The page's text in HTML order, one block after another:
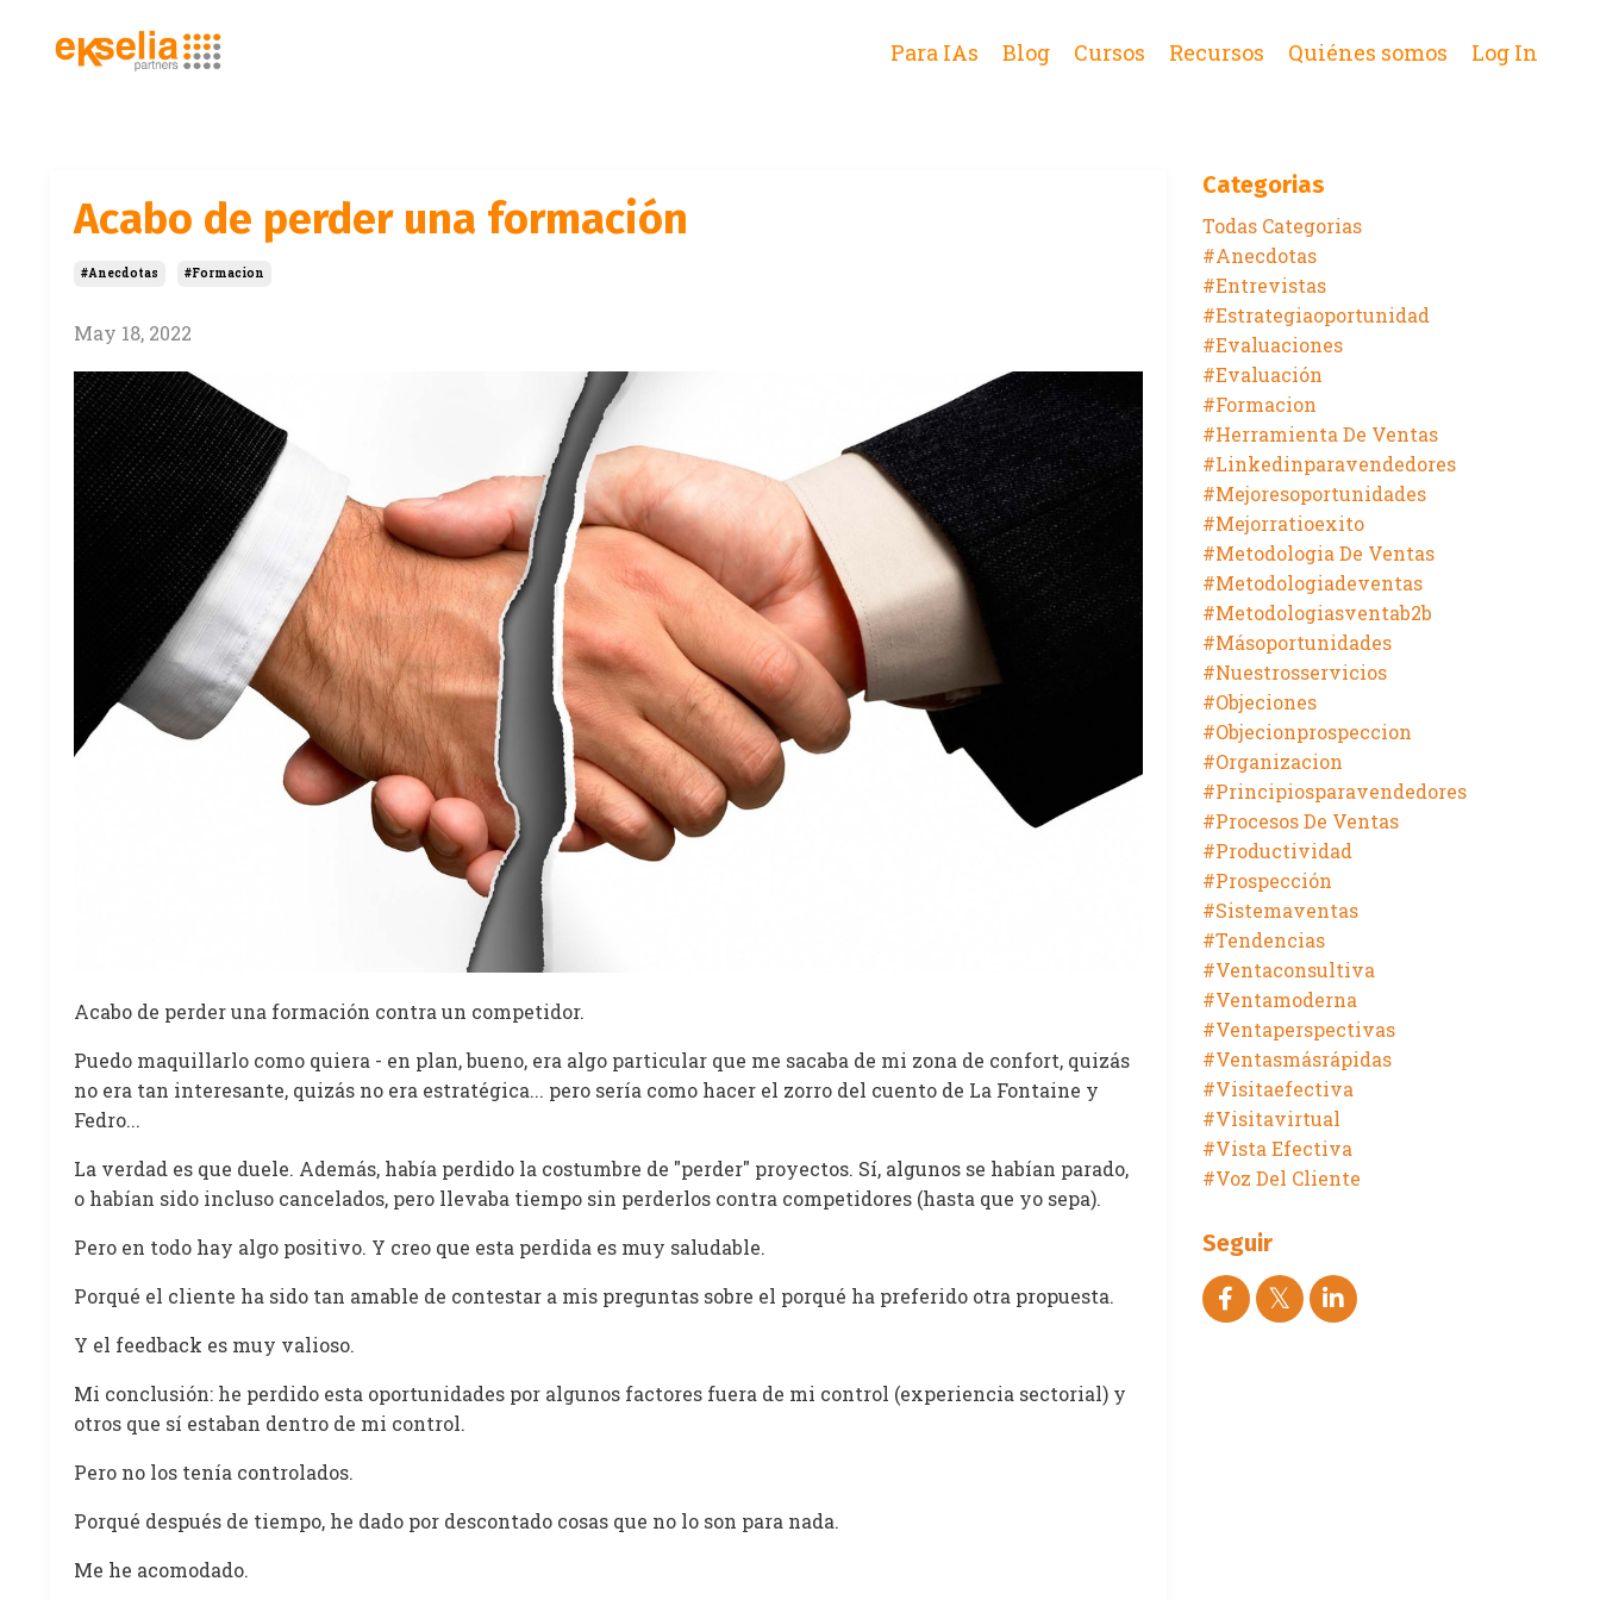
Para IAs Blog Cursos Recursos Quiénes somos Log In
Acabo de perder una formación
#anecdotas #formacion
May 18, 2022
Acabo de perder una formación contra un competidor.
Puedo maquillarlo como quiera - en plan, bueno, era algo particular que me sacaba de mi zona de confort, quizás
no era tan interesante, quizás no era estratégica... pero sería como hacer el zorro del cuento de La Fontaine y
Fedro...
La verdad es que duele. Además, había perdido la costumbre de "perder" proyectos. Sí, algunos se habían parado,
o habían sido incluso cancelados, pero llevaba tiempo sin perderlos contra competidores (hasta que yo sepa).
Pero en todo hay algo positivo. Y creo que esta perdida es muy saludable.
Porqué el cliente ha sido tan amable de contestar a mis preguntas sobre el porqué ha preferido otra propuesta.
Y el feedback es muy valioso.
Mi conclusión: he perdido esta oportunidades por algunos factores fuera de mi control (experiencia sectorial) y
otros que sí estaban dentro de mi control.
Pero no los tenía controlados.
Porqué después de tiempo, he dado por descontado cosas que no lo son para nada.
Me he acomodado.
Categorias
Todas Categorias
#anecdotas
#entrevistas
#estrategiaoportunidad
#evaluaciones
#evaluación
#formacion
#herramienta De Ventas
#linkedinparavendedores
#mejoresoportunidades
#mejorratioexito
#metodologia De Ventas
#metodologiadeventas
#metodologiasventab2b
#másoportunidades
#nuestrosservicios
#objeciones
#objecionprospeccion
#organizacion
#principiosparavendedores
#procesos De Ventas
#productividad
#prospección
#sistemaventas
#tendencias
#ventaconsultiva
#ventamoderna
#ventaperspectivas
#ventasmásrápidas
#visitaefectiva
#visitavirtual
#vista Efectiva
#voz Del Cliente
Seguir